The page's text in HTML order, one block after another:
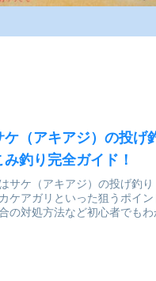
ケ（アキアジ）の投げ
み釣り完全ガイド！
サケ（アキアジ）の投げ釣
ケアガリといった狙うポイ
の対処方法など初心者でも